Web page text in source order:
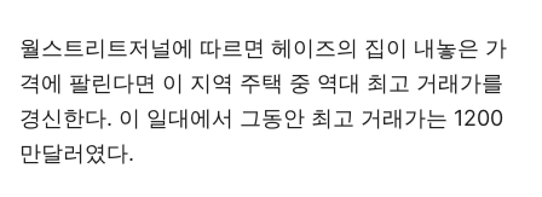
월스트리트저널에 따르면 헤이즈의 집이 내놓은 가
격에 팔린다면 이 지역 주택 중 역대 최고 거래가를
경신한다. 이 일대에서 그동안 최고 거래가는 1200
만달러였다.